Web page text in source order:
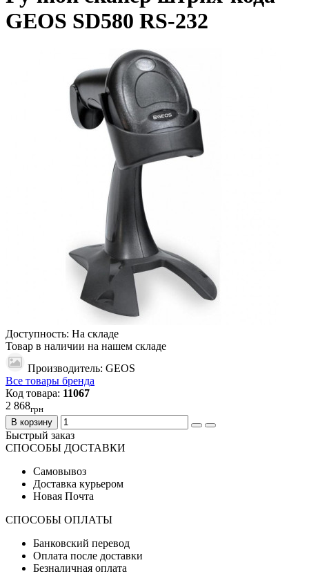
GEOS SD580 RS-232
Доступность: На складе
Товар в наличии на нашем складе
Производитель: GEOS
Все товары бренда
Код товара: 11067
2 868грн
В корзину
Быстрый заказ
СПОСОБЫ ДОСТАВКИ
Самовывоз
Доставка курьером
Новая Почта
СПОСОБЫ ОПЛАТЫ
Банковский перевод
Оплата после доставки
Безналичная оплата